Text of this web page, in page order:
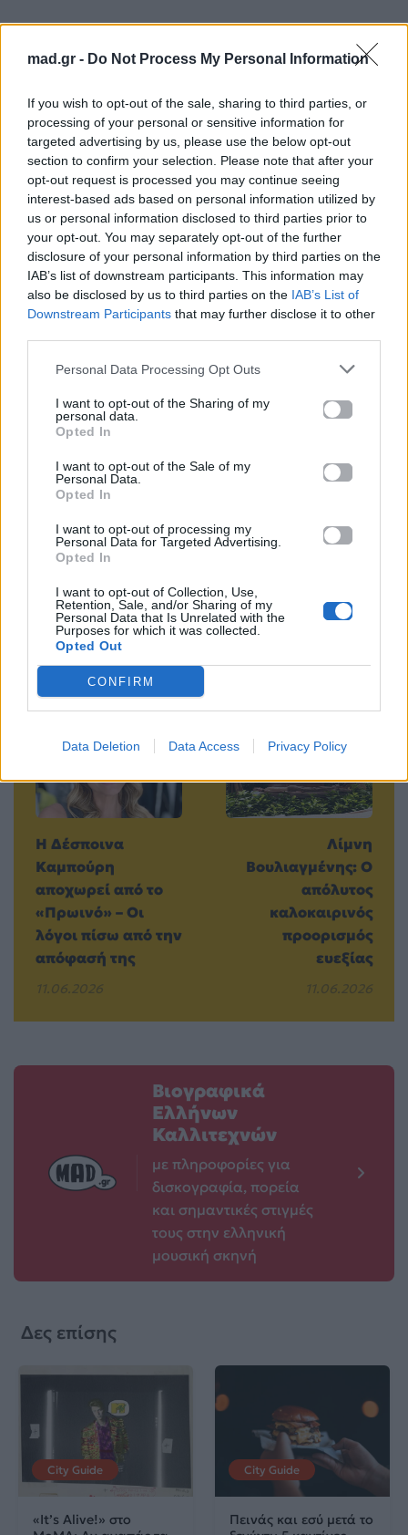
mad.gr - Do Not Process My Personal Information
If you wish to opt-out of the sale, sharing to third parties, or
processing of your personal or sensitive information for
targeted advertising by us, please use the below opt-out
section to confirm your selection. Please note that after your
opt-out request is processed you may continue seeing
interest-based ads based on personal information utilized by
us or personal information disclosed to third parties prior to
your opt-out. You may separately opt-out of the further
disclosure of your personal information by third parties on the
IAB’s list of downstream participants. This information may
also be disclosed by us to third parties on the IAB’s List of
Downstream Participants that may further disclose it to other
Personal Data Processing Opt Outs
I want to opt-out of the Sharing of my
personal data.
Opted In
I want to opt-out of the Sale of my
Personal Data.
Opted In
I want to opt-out of processing my
Personal Data for Targeted Advertising.
Opted In
I want to opt-out of Collection, Use,
Retention, Sale, and/or Sharing of my
Personal Data that Is Unrelated with the
Purposes for which it was collected.
Opted Out
CONFIRM
Data Deletion Data Access Privacy Policy
Κεντρική Εικόνα: ΑΠΕ-ΜΠΕ
ελληνικές παραστατικές τέχνες
Εθνικό Θέατρο: Ανοιχτή πρόσκληση σε
νέους συγγραφείς – OPEN CALL
Για σχόλια, μηνύματα ή φωτογραφικό υλικό
σχετικά με τοMad.gr, επισκεφτείτε μας στο
Facebook, επικοινωνήστε μέσωTwitterή
ακολουθήστε μας στοInstagram.
Antoni Gaudí Sagrada Família Πάπας Λέων
Mad.gr στο Google
Mad.gr στο MSN
Μοιράσου αυτό το άρθρο
Προηγούμενο
Η Δέσποινα
Καμπούρη
αποχωρεί από το
«Πρωινό» – Οι
λόγοι πίσω από την
απόφασή της
11.06.2026
Λίμνη
Βουλιαγμένης: Ο
απόλυτος
καλοκαιρινός
προορισμός
ευεξίας
11.06.2026
Βιογραφικά
Ελλήνων
Καλλιτεχνών
με πληροφορίες για
δισκογραφία, πορεία
και σημαντικές στιγμές
τους στην ελληνική
μουσική σκηνή
Δες επίσης
City Guide
«It’s Alive!» στο
City Guide
Πεινάς και εσύ μετά το